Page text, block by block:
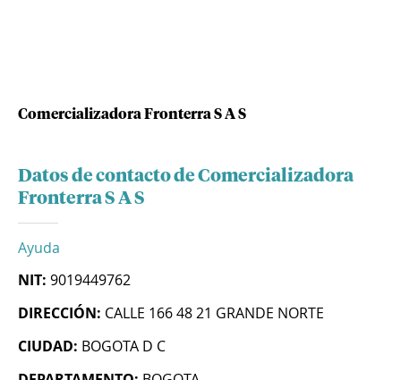
Comercializadora Fronterra S A S
Datos de contacto de Comercializadora
Fronterra S A S
Ayuda
NIT: 9019449762
DIRECCIÓN: CALLE 166 48 21 GRANDE NORTE
CIUDAD: BOGOTA D C